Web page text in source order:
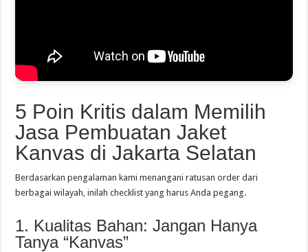
5 Poin Kritis dalam Memilih
Jasa Pembuatan Jaket
Kanvas di Jakarta Selatan
Berdasarkan pengalaman kami menangani ratusan order dari
berbagai wilayah, inilah checklist yang harus Anda pegang.
1. Kualitas Bahan: Jangan Hanya
Tanya “Kanvas”